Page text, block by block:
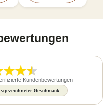
Kundenbewertungen
Geschmack